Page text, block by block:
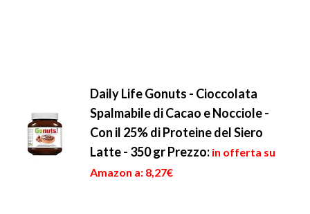
Daily Life Gonuts - Cioccolata
Spalmabile di Cacao e Nocciole -
Con il 25% di Proteine del Siero
Latte - 350 grPrezzo: in offerta su
Amazon a: 8,27€